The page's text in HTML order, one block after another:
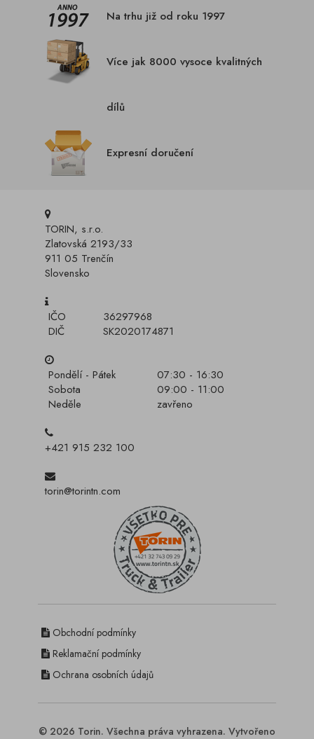
Na trhu již od roku 1997
Více jak 8000 vysoce kvalitných
dílů
Expresní doručení
TORIN, s.r.o.
Zlatovská 2193/33
911 05 Trenčín
Slovensko
IČO
36297968
DIČ
SK2020174871
Pondělí - Pátek
07:30 - 16:30
Sobota
09:00 - 11:00
Neděle
zavřeno
+421 915 232 100
torin@torintn.com
Obchodní podmínky
Reklamační podmínky
Ochrana osobních údajů
© 2026 Torin. Všechna práva vyhrazena. Vytvořeno